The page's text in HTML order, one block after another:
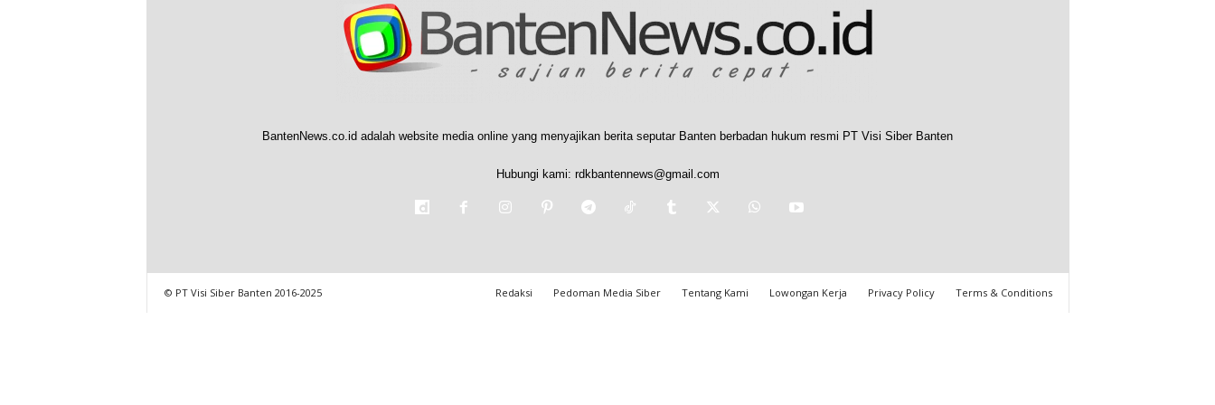
BantenNews.co.id adalah website media online yang menyajikan berita seputar Banten berbadan hukum resmi PT Visi Siber Banten
Hubungi kami: rdkbantennews@gmail.com
Redaksi Pedoman Media Siber Tentang Kami Lowongan Kerja Privacy Policy Terms & Conditions
© PT Visi Siber Banten 2016-2025